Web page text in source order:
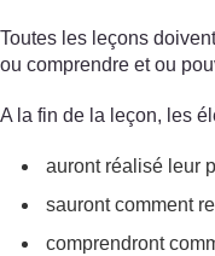
Toutes les leçons
ou comprendre et ou
A la fin de la leçon, les
auront réalisé leur
sauront comment
comprendront